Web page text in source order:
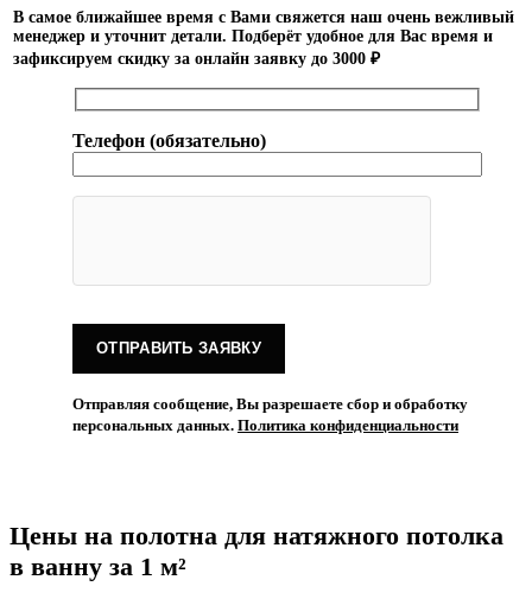
В самое ближайшее время с Вами свяжется наш очень вежливый
менеджер и уточнит детали. Подберёт удобное для Вас время и
зафиксируем скидку за онлайн заявку до 3000 ₽
Телефон (обязательно)
Отправляя сообщение, Вы разрешаете сбор и обработку
персональных данных. Политика конфиденциальности
Цены на полотна для натяжного потолка
в ванну за 1 м²